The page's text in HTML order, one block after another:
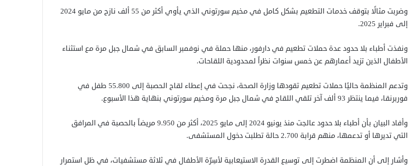
وضربت مثالًا بتوقف خدمات التطعيم بشكل كامل في مخيم سورتوني الذي يأوي أكثر من 55 ألف نازح من مايو 2024
إلى فبراير 2025.
ونفذت أطباء بلا حدود عدة حملات تطعيم في دارفور، منها حملة في نوفمبر السابق في شمال جبل مرة مع استثناء
الأطفال الذين تزيد أعمارهم عن خمس سنوات نظراً لمحدودية اللقاحات.
وتدعم المنظمة حاليًا حملات تطعيم تقودها وزارة الصحة، نجحت في إعطاء لقاح الحصبة إلى 55.800 طفل في
فوربرنقا، فيما ينتظر 93 ألف آخر تلقي اللقاح في شمال جبل مرة ومخيم سورتوني بنهاية هذا الأسبوع.
وأفاد البيان بأن أطباء بلا حدود عالجت منذ يونيو 2024 إلى مايو 2025، أكثر من 9.950 مريضاً بالحصبة في المرافق
التي تديرها أو تدعمها، منهم قرابة 2.700 حالة تطلبت دخول المستشفى.
وأشار إلى أن المنظمة اضطرت إلى توسيع القدرة الاستيعابية لأسِرّة الأطفال في ثلاثة مستشفيات، في ظل استمرار